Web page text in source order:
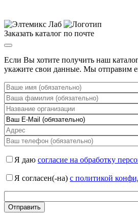
Заказать каталог по почте
Если Вы хотите получить наш
укажите свои данные. Мы отправим
Я даю согласие на обработку
Я согласен(-на) с политикой